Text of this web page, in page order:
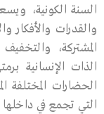
السنة الكونية،
والقدرات والأفكار
المشتركة،
الذات الإنسانية
الحضارات المختلفة
التي تجمع في داخلها